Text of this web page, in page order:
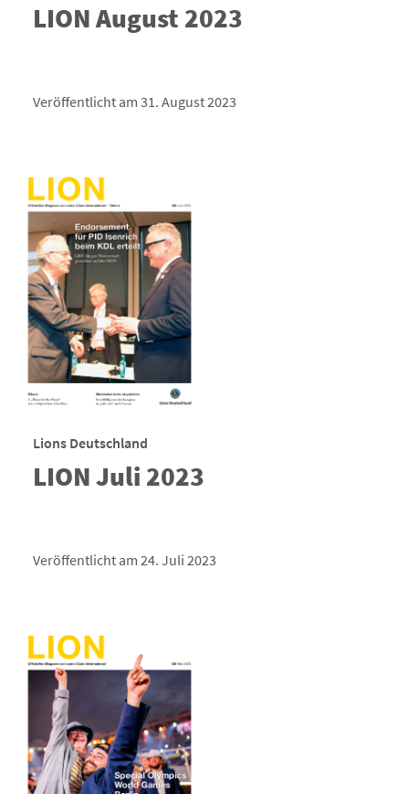
LION August 2023
Veröffentlicht am 31. August 2023
Lions Deutschland
LION Juli 2023
Veröffentlicht am 24. Juli 2023